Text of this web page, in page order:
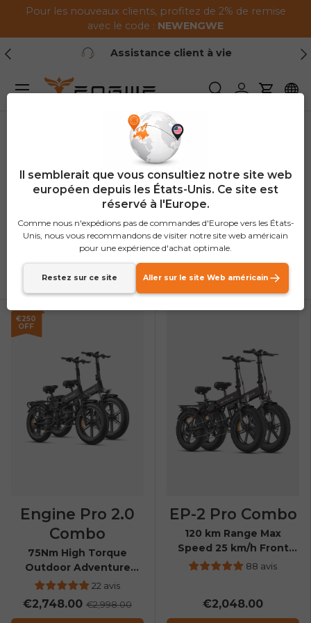
Passer au contenu
Pour les nouveaux clients, profitez de 2% de remise
avec le code : NEWENGWE
Précédent
Assistance client à vie
Recherche
Se Panier
Menu
Pack économique
(6 produits)
Trier par
Meilleure vente
Liste Grille
€250
OFF
Engine Pro 2.0
Combo
75Nm High Torque
Outdoor Adventure
Folding E-bike
22 avis
€2,748.00 €2,998.00
EP-2 Pro Combo
120 km Range Max
Speed 25 km/h Front
Suspension Foldable E-
88 avis
€2,048.00
Il semblerait que vous consultiez notre site web
européen depuis les États-Unis. Ce site est
réservé à l'Europe.
Comme nous n'expédions pas de commandes d'Europe vers les États-
Unis, nous vous recommandons de visiter notre site web américain
pour une expérience d'achat optimale.
Restez sur ce site Aller sur le site Web américain